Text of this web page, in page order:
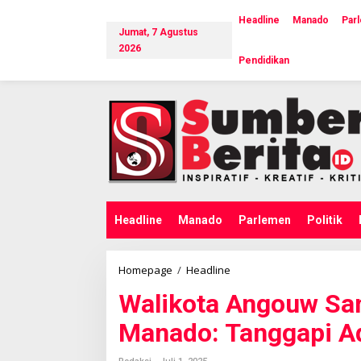
i
Jumat, 7 Agustus
2026
Headline Manado
Pendidikan
Headline Manado Parlemen Politik
Homepage / Headline
l
i
k
o
Walikota Angouw
Manado: Tanggapi